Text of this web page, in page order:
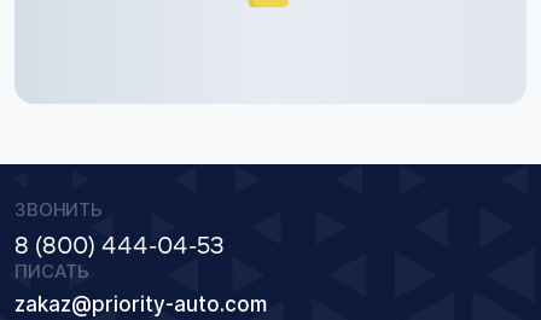
ЗВОНИТЬ
8 (800) 444-04-53
ПИСАТЬ
zakaz@priority-auto.com